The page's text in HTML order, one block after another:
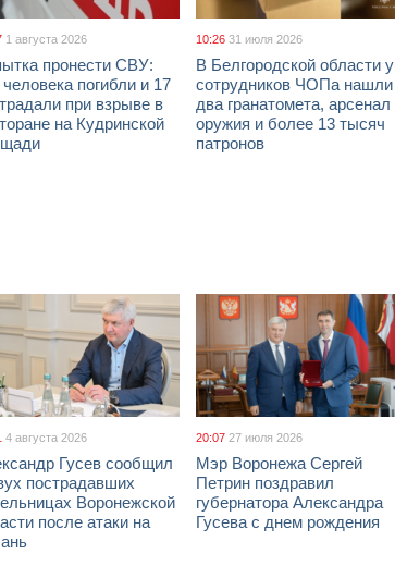
1 августа 2026
пронести СВУ:
погибли и 17
при взрыве в
на Кудринской
10:26 31 июля 2026
В Белгородской области у
сотрудников ЧОПа нашли
два гранатомета, арсенал
оружия и более 13 тысяч
патронов
4 августа 2026
Гусев сообщил
пострадавших
Воронежской
после атаки на
20:07 27 июля 2026
Мэр Воронежа Сергей
Петрин поздравил
губернатора Александра
Гусева с днем рождения